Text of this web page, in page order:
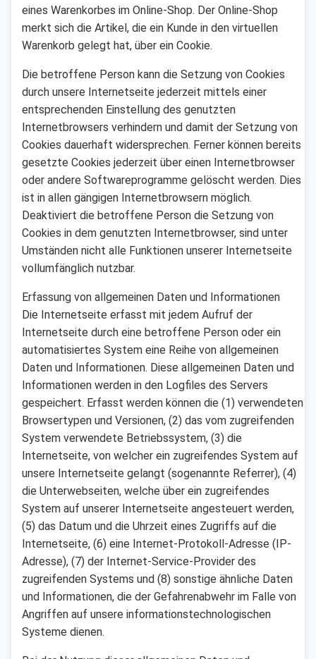
eines Warenkorbes im Online-Shop. Der Online-Shop
merkt sich die Artikel, die ein Kunde in den virtuellen
Warenkorb gelegt hat, über ein Cookie.
Die betroffene Person kann die Setzung von Cookies
durch unsere Internetseite jederzeit mittels einer
entsprechenden Einstellung des genutzten
Internetbrowsers verhindern und damit der Setzung von
Cookies dauerhaft widersprechen. Ferner können bereits
gesetzte Cookies jederzeit über einen Internetbrowser
oder andere Softwareprogramme gelöscht werden. Dies
ist in allen gängigen Internetbrowsern möglich.
Deaktiviert die betroffene Person die Setzung von
Cookies in dem genutzten Internetbrowser, sind unter
Umständen nicht alle Funktionen unserer Internetseite
vollumfänglich nutzbar.
Erfassung von allgemeinen Daten und Informationen
Die Internetseite erfasst mit jedem Aufruf der
Internetseite durch eine betroffene Person oder ein
automatisiertes System eine Reihe von allgemeinen
Daten und Informationen. Diese allgemeinen Daten und
Informationen werden in den Logfiles des Servers
gespeichert. Erfasst werden können die (1) verwendeten
Browsertypen und Versionen, (2) das vom zugreifenden
System verwendete Betriebssystem, (3) die
Internetseite, von welcher ein zugreifendes System auf
unsere Internetseite gelangt (sogenannte Referrer), (4)
die Unterwebseiten, welche über ein zugreifendes
System auf unserer Internetseite angesteuert werden,
(5) das Datum und die Uhrzeit eines Zugriffs auf die
Internetseite, (6) eine Internet-Protokoll-Adresse (IP-
Adresse), (7) der Internet-Service-Provider des
zugreifenden Systems und (8) sonstige ähnliche Daten
und Informationen, die der Gefahrenabwehr im Falle von
Angriffen auf unsere informationstechnologischen
Systeme dienen.